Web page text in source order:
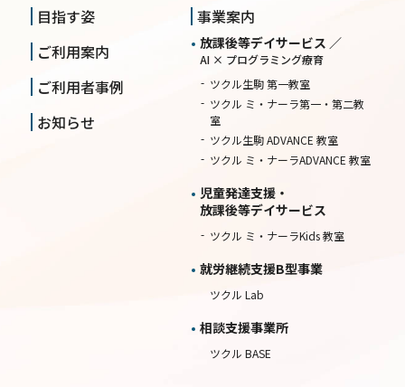
目指す姿
ご利用案内
ご利用者事例
お知らせ
事業案内
放課後等デイサービス ／
AI × プログラミング療育
ツクル生駒 第一教室
ツクル ミ・ナーラ第一・第二教
室
ツクル生駒 ADVANCE 教室
ツクル ミ・ナーラADVANCE 教室
児童発達支援・
放課後等デイサービス
ツクル ミ・ナーラKids 教室
就労継続⽀援B型事業
ツクル Lab
相談⽀援事業所
ツクル BASE